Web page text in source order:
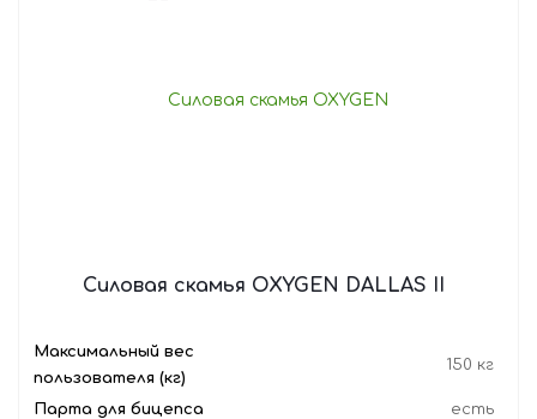
Силовая скамья OXYGEN DALLAS II
Максимальный вес
пользователя (кг)
150 кг
Парта для бицепса есть